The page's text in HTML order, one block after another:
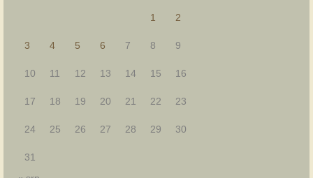
1 2
3 4 5 6 7 8 9
10 11 12 13 14 15 16
17 18 19 20 21 22 23
24 25 26 27 28 29 30
31